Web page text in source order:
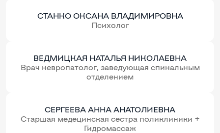
СТАНКО ОКСАНА ВЛАДИМИРОВНА
Психолог
ВЕДМИЦКАЯ НАТАЛЬЯ НИКОЛАЕВНА
Врач невропатолог, заведующая спинальным
отделением
СЕРГЕЕВА АННА АНАТОЛИЕВНА
Старшая медецинская сестра поликлиники +
Гидромассаж